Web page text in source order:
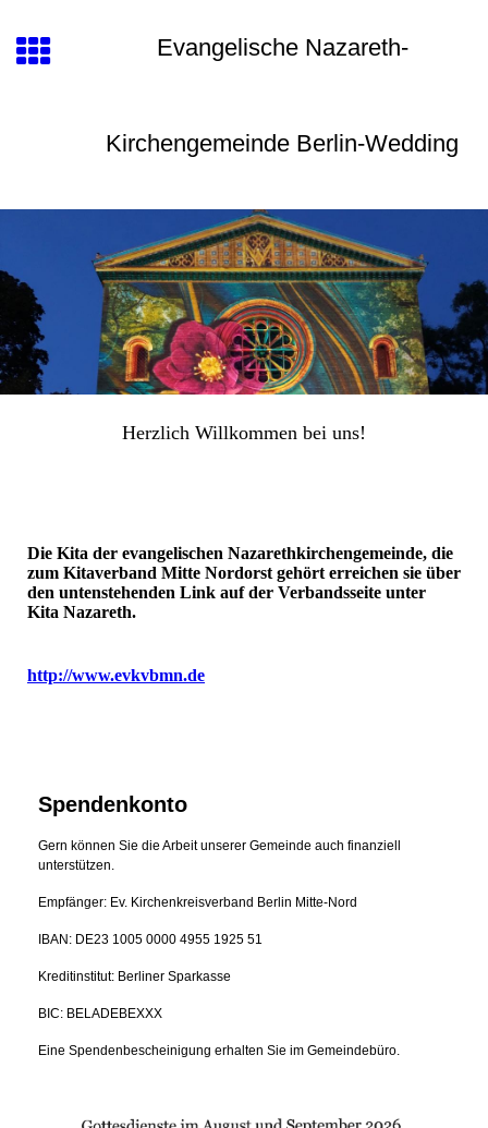
Evangelische Nazareth-
Kirchengemeinde Berlin-Wedding
Herzlich Willkommen bei uns!
Die Kita der evangelischen Nazarethkirchengemeinde, die
zum Kitaverband Mitte Nordorst gehört erreichen sie über
den untenstehenden Link auf der Verbandsseite unter
Kita Nazareth.
http://www.evkvbmn.de
Spendenkonto
Gern können Sie die Arbeit unserer Gemeinde auch finanziell
unterstützen.
Empfänger: Ev. Kirchenkreisverband Berlin Mitte-Nord
IBAN: DE23 1005 0000 4955 1925 51
Kreditinstitut: Berliner Sparkasse
BIC: BELADEBEXXX
Eine Spendenbescheinigung erhalten Sie im Gemeindebüro.